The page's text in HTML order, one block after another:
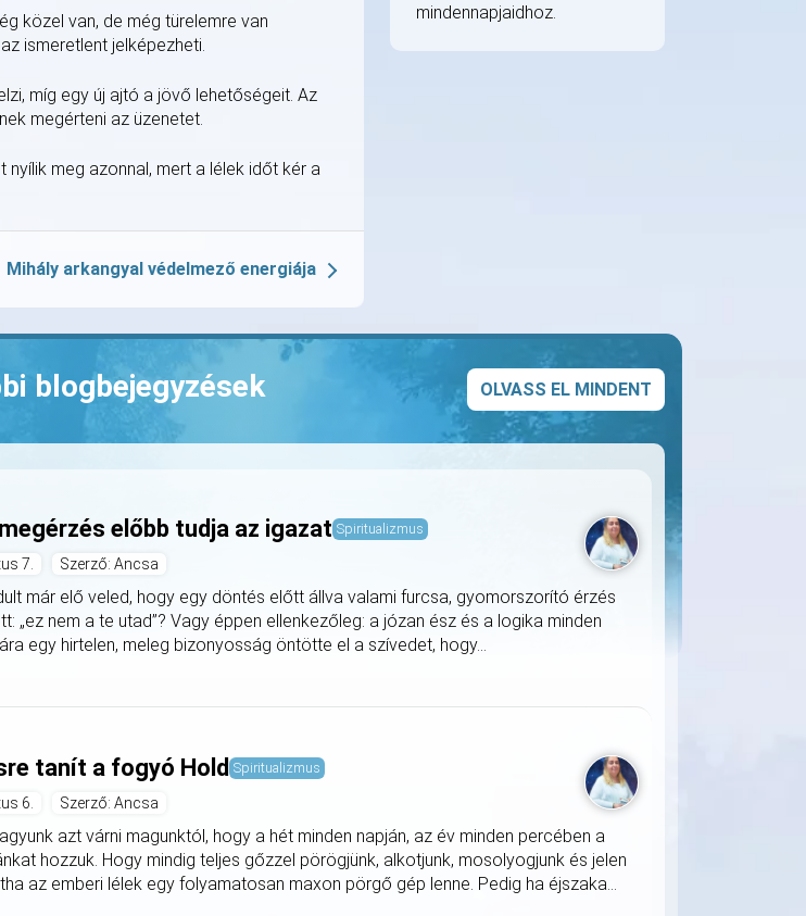
közel van, de még türelemre van
ismeretlent jelképezheti.
míg egy új ajtó a jövő lehetőségeit. Az
megérteni az üzenetet.
nyílik meg azonnal, mert a lélek időt kér a
Mihály arkangyal védelmező energiája
mindennapjaidhoz.
blogbejegyzések OLVASS EL MINDENT
előbb tudja az igazat Spiritualizmus
7. Szerző: Ancsa
már elő veled, hogy egy döntés előtt állva valami furcsa, gyomorszorító érzés
„ez nem a te utad”? Vagy éppen ellenkezőleg: a józan ész és a logika minden
egy hirtelen, meleg bizonyosság öntötte el a szívedet, hogy...
tanít a fogyó Hold Spiritualizmus
6. Szerző: Ancsa
azt várni magunktól, hogy a hét minden napján, az év minden percében a
hozzuk. Hogy mindig teljes gőzzel pörögjünk, alkotjunk, mosolyogjunk és jelen
az emberi lélek egy folyamatosan maxon pörgő gép lenne. Pedig ha éjszaka...